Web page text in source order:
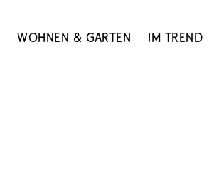
Wohnen & Garten Im Trend